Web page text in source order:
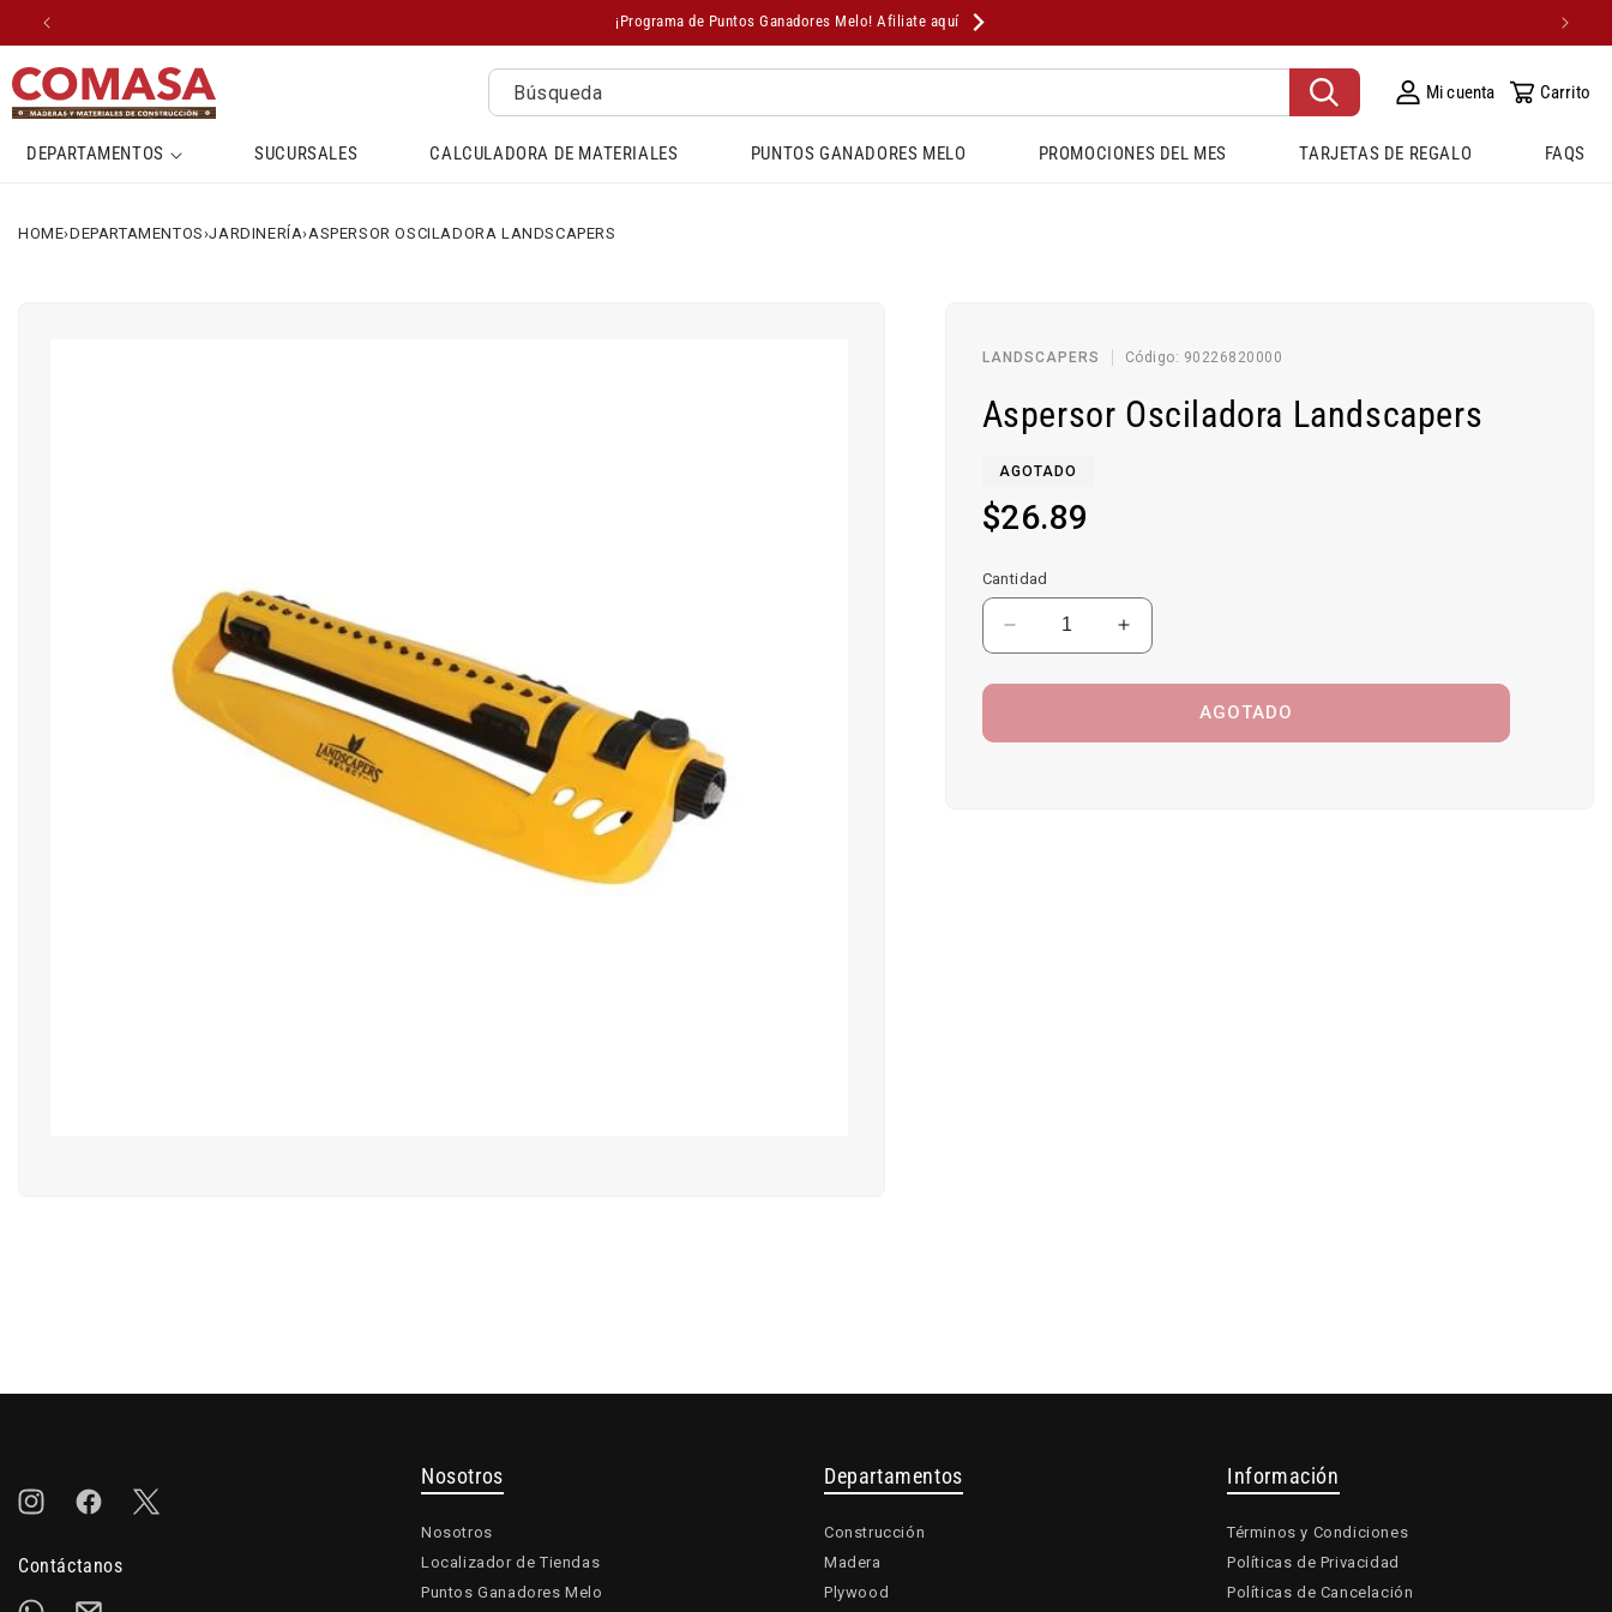
DIRECTAMENTE
AL CONTENIDO
¡Programa de Puntos Ganadores Melo! Afiliate aquí
DEPARTAMENTOS SUCURSALES CALCULADORA DE MATERIALES PUNTOS GANADORES MELO PROMOCIONES DEL MES TARJETAS DE REGALO FAQS
Búsqueda Mi cuenta Carrito
HOME›DEPARTAMENTOS›JARDINERÍA›ASPERSOR OSCILADORA LANDSCAPERS
LANDSCAPERS Código: SKU:
90226820000
Aspersor Osciladora Landscapers
Precio
habitual
$26.89
AGOTADO
Cantidad
Reducir
cantidad
para
Aumentar
cantidad
para
AspersorAGOTADO
InstagramFacebookTwitter
Contáctanos
Nosotros
Nosotros
Localizador de Tiendas
Puntos Ganadores Melo
Departamentos
Construcción
Madera
Plywood
Información
Términos y Condiciones
Políticas de Privacidad
Políticas de Cancelación